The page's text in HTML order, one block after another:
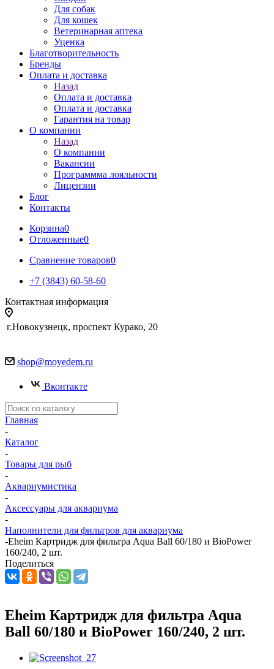
Для собак
Для кошек
Ветеринарная аптека
Уценка
Благотворительность
Бренды
Оплата и доставка
Назад
Оплата и доставка
Оплата и доставка
Гарантия на товар
О компании
Назад
О компании
Вакансии
Программма лояльности
Лицензии
Блог
Контакты
Корзина0
Отложенные0
Сравнение товаров0
+7 (3843) 60-58-60
Контактная информация
г.Новокузнецк, проспект Курако, 20
shop@moyedem.ru
Вконтакте
Главная
-
Каталог
-
Товары для рыб
-
Аквариумистика
-
Аксессуары для аквариума
-
Наполнители для фильтров для аквариума
-Eheim Картридж для фильтра Aqua Ball 60/180 и BioPower
160/240, 2 шт.
Поделиться
Eheim Картридж для фильтра Aqua
Ball 60/180 и BioPower 160/240, 2 шт.